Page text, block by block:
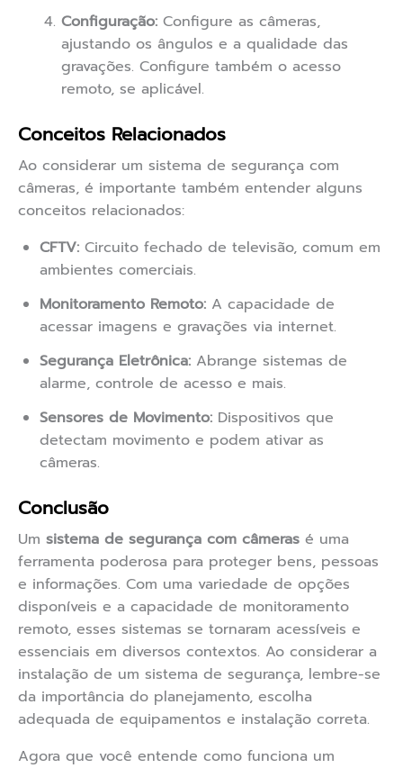
Configuração: Configure as câmeras,
ajustando os ângulos e a qualidade das
gravações. Configure também o acesso
remoto, se aplicável.
Conceitos Relacionados
Ao considerar um sistema de segurança com
câmeras, é importante também entender alguns
conceitos relacionados:
CFTV: Circuito fechado de televisão, comum em
ambientes comerciais.
Monitoramento Remoto: A capacidade de
acessar imagens e gravações via internet.
Segurança Eletrônica: Abrange sistemas de
alarme, controle de acesso e mais.
Sensores de Movimento: Dispositivos que
detectam movimento e podem ativar as
câmeras.
Conclusão
Um sistema de segurança com câmeras é uma
ferramenta poderosa para proteger bens, pessoas
e informações. Com uma variedade de opções
disponíveis e a capacidade de monitoramento
remoto, esses sistemas se tornaram acessíveis e
essenciais em diversos contextos. Ao considerar a
instalação de um sistema de segurança, lembre-se
da importância do planejamento, escolha
adequada de equipamentos e instalação correta.
Agora que você entende como funciona um